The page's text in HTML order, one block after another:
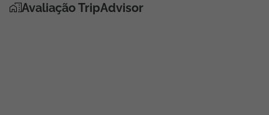
Avaliação TripAdvisor